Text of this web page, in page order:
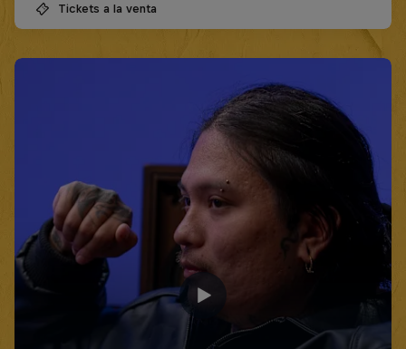
Tickets a la venta